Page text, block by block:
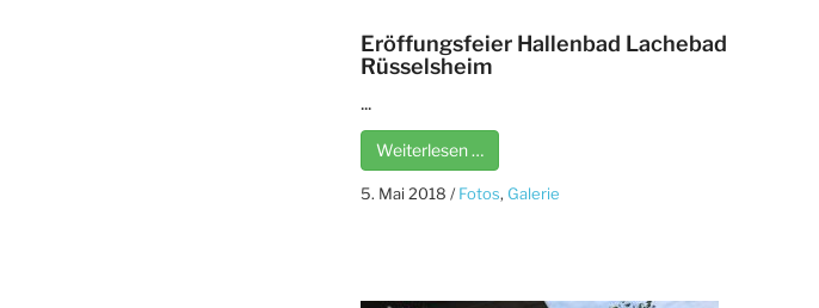
Eröffungsfeier Hallenbad Lachebad
Rüsselsheim
...
Weiterlesen …
5. Mai 2018 /Fotos, Galerie